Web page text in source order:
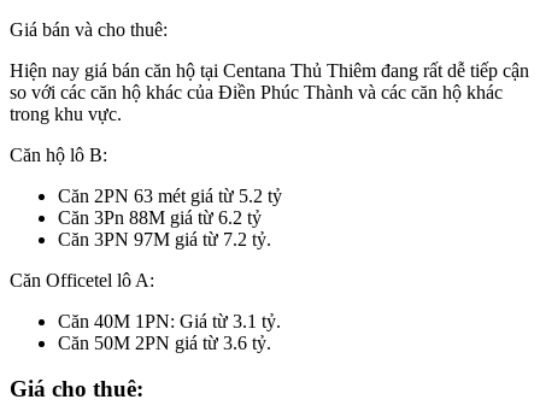
Giá bán và cho thuê:
Hiện nay giá bán căn hộ tại Centana Thủ Thiêm đang rất dễ tiếp cận
so với các căn hộ khác của Điền Phúc Thành và các căn hộ khác
trong khu vực.
Căn hộ lô B:
Căn 2PN 63 mét giá từ 5.2 tỷ
Căn 3Pn 88M giá từ 6.2 tỷ
Căn 3PN 97M giá từ 7.2 tỷ.
Căn Officetel lô A:
Căn 40M 1PN: Giá từ 3.1 tỷ.
Căn 50M 2PN giá từ 3.6 tỷ.
Giá cho thuê: